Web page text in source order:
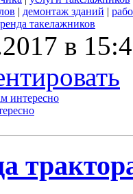
| демонтаж зданий |
такелажников
в
интересно